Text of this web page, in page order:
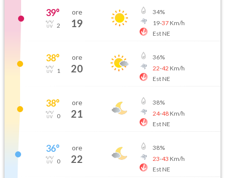
39°
2
ore
19
34%
19-37Km/h
Est NE
38°
1
ore
20
36%
22-42 Km/h
Est NE
38°
0
ore
21
38%
24-48Km/h
Est NE
36°
0
ore
22
38%
23-43 Km/h
Est NE